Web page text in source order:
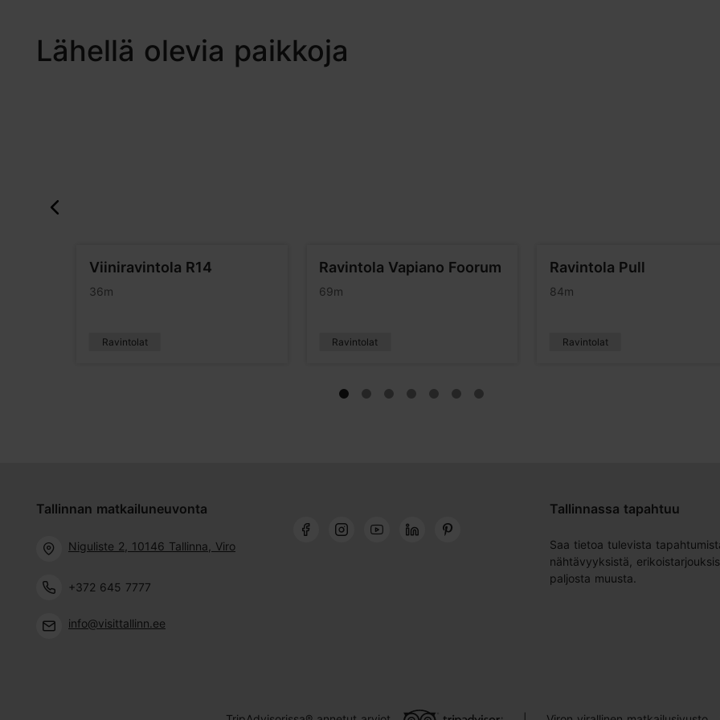
Lähellä olevia paikkoja
Viiniravintola R14
36m
Ravintolat
Ravintola Vapiano Foorum
69m
Ravintolat
Ravintola Pull
84m
Ravintolat
Tallinnan matkailuneuvonta
Niguliste 2, 10146 Tallinna, Viro
+372 645 7777
info@visittallinn.ee
Tallinnassa tapahtuu
Saa tietoa tulevista
nähtävyyksistä,
paljosta muusta.